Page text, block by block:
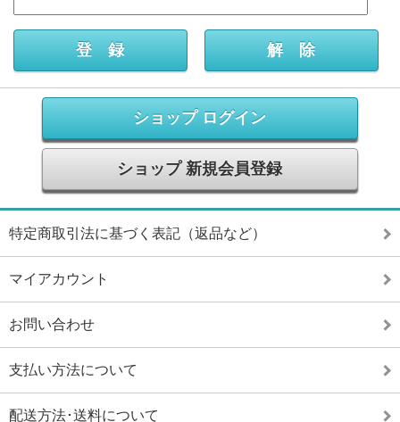
ショップ ログイン
ショップ 新規会員登録
特定商取引法に基づく表記（返品など）
マイアカウント
お問い合わせ
支払い方法について
配送方法･送料について